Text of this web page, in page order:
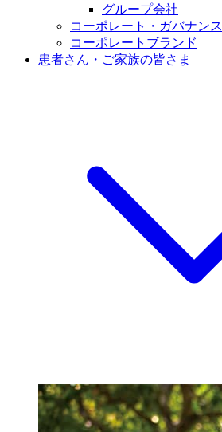
グループ会社
コーポレート・ガバナンス
コーポレートブランド
患者さん・ご家族の皆さま